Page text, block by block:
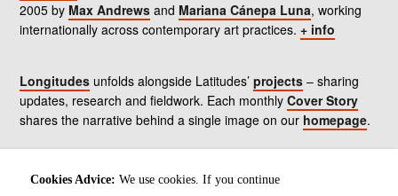
2005 by Max Andrews and Mariana Cánepa Luna, working
internationally across contemporary art practices. + info
Longitudes unfolds alongside Latitudes’ projects – sharing
updates, research and fieldwork. Each monthly Cover Story
shares the narrative behind a single image on our homepage.
Contact us, subscribe to our newsletters , and read our
Environmental Responsibility Statement
Cookies Advice: We use cookies. If you continue